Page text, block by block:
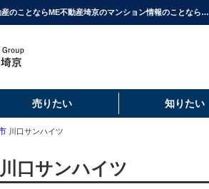
川口サンハイツ｜購入・売り物件、売却査定・相場・売却価格｜埼玉・東京・千葉の不動産のことならME不動産埼京のマンション情報のことならME不動産埼京
売りたい 知りたい
川口サンハイツ
口サンハイツ